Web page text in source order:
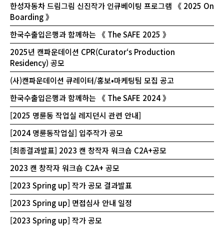
한성자동차 드림그림 신진작가 인큐베이팅 프로그램 《 2025 On
Boarding 》
한국수출입은행과 함께하는 《 The SAFE 2025 》
2025년 캔파운데이션 CPR(Curator‘s Production
Residency) 공모
(사)캔파운데이션 큐레이터/홍보•마케팅팀 모집 공고
한국수출입은행과 함께하는 《 The SAFE 2024 》
[2025 명륜동 작업실 레지던시 관련 안내]
[2024 명륜동작업실] 입주작가 공모
[최종결과발표] 2023 캔 창작자 워크숍 C2A+공모
2023 캔 창작자 워크숍 C2A+ 공모
[2023 Spring up] 작가 공모 결과발표
[2023 Spring up] 면접심사 안내 일정
[2023 Spring up] 작가 공모